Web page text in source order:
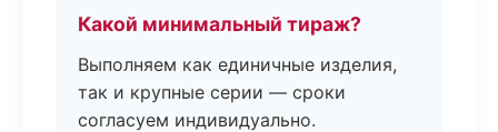
Какой минимальный тираж?
Выполняем как единичные изделия,
так и крупные серии — сроки
согласуем индивидуально.